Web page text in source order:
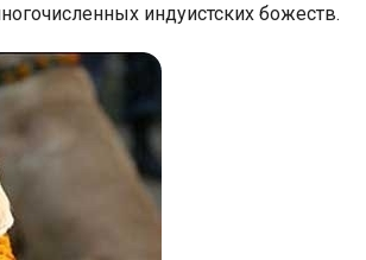
индуистских божеств.